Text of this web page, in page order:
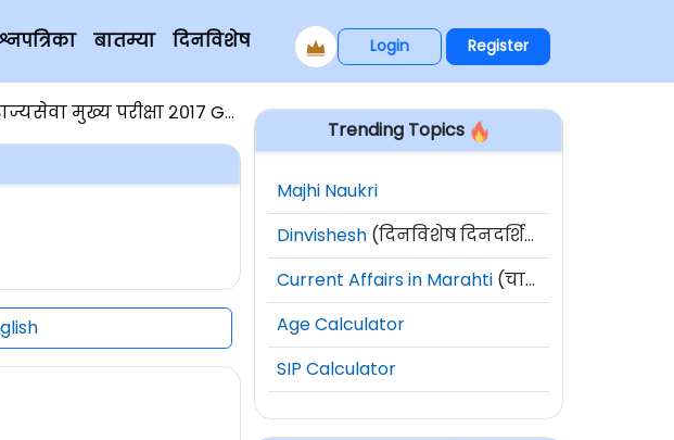
बातम्या दिनविशेष Login Register
मुख्य परीक्षा २०१७ GS-1
Trending Topics
Majhi Naukri
Dinvishesh (दिनविशेष दिनदर्शिका)
Current Affairs in Marahti (चालू घडामोडी)
Age Calculator
SIP Calculator